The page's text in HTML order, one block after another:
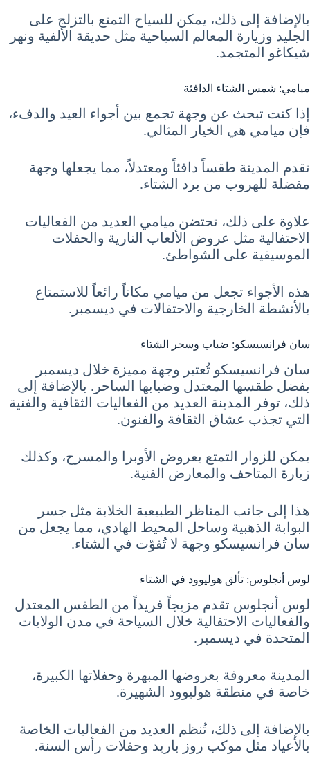
بالإضافة إلى ذلك، يمكن للسياح التمتع بالتزلج على
الجليد وزيارة المعالم السياحية مثل حديقة الألفية ونهر
شيكاغو المتجمد.
ميامي: شمس الشتاء الدافئة
إذا كنت تبحث عن وجهة تجمع بين أجواء العيد والدفء،
فإن ميامي هي الخيار المثالي.
تقدم المدينة طقساً دافئاً ومعتدلاً، مما يجعلها وجهة
مفضلة للهروب من برد الشتاء.
علاوة على ذلك، تحتضن ميامي العديد من الفعاليات
الاحتفالية مثل عروض الألعاب النارية والحفلات
الموسيقية على الشواطئ.
هذه الأجواء تجعل من ميامي مكاناً رائعاً للاستمتاع
بالأنشطة الخارجية والاحتفالات في ديسمبر.
سان فرانسيسكو: ضباب وسحر الشتاء
سان فرانسيسكو تُعتبر وجهة مميزة خلال ديسمبر
بفضل طقسها المعتدل وضبابها الساحر. بالإضافة إلى
ذلك، توفر المدينة العديد من الفعاليات الثقافية والفنية
التي تجذب عشاق الثقافة والفنون.
يمكن للزوار التمتع بعروض الأوبرا والمسرح، وكذلك
زيارة المتاحف والمعارض الفنية.
هذا إلى جانب المناظر الطبيعية الخلابة مثل جسر
البوابة الذهبية وساحل المحيط الهادي، مما يجعل من
سان فرانسيسكو وجهة لا تُفوّت في الشتاء.
لوس أنجلوس: تألق هوليوود في الشتاء
لوس أنجلوس تقدم مزيجاً فريداً من الطقس المعتدل
والفعاليات الاحتفالية خلال السياحة في مدن الولايات
المتحدة في ديسمبر.
المدينة معروفة بعروضها المبهرة وحفلاتها الكبيرة،
خاصة في منطقة هوليوود الشهيرة.
بالإضافة إلى ذلك، تُنظم العديد من الفعاليات الخاصة
بالأعياد مثل موكب روز باريد وحفلات رأس السنة.